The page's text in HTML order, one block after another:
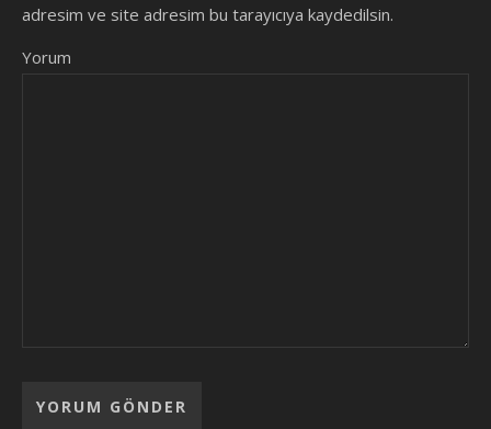
adresim ve site adresim bu tarayıcıya kaydedilsin.
Yorum